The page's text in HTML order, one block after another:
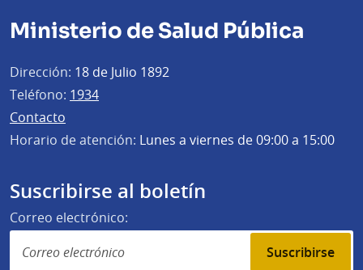
Ministerio de Salud Pública
Dirección: 18 de Julio 1892
Teléfono: 1934
Contacto
Horario de atención: Lunes a viernes de 09:00 a 15:00
Suscribirse al boletín
Correo electrónico:
Suscribirse